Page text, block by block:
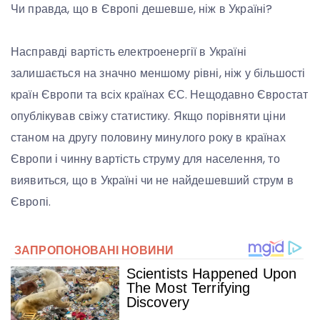
Чи правда, що в Європі дешевше, ніж в Україні?
Насправді вартість електроенергії в Україні
залишається на значно меншому рівні, ніж у більшості
країн Європи та всіх країнах ЄС. Нещодавно Євростат
опублікував свіжу статистику. Якщо порівняти ціни
станом на другу половину минулого року в країнах
Європи і чинну вартість струму для населення, то
виявиться, що в Україні чи не найдешевший струм в
Європі.